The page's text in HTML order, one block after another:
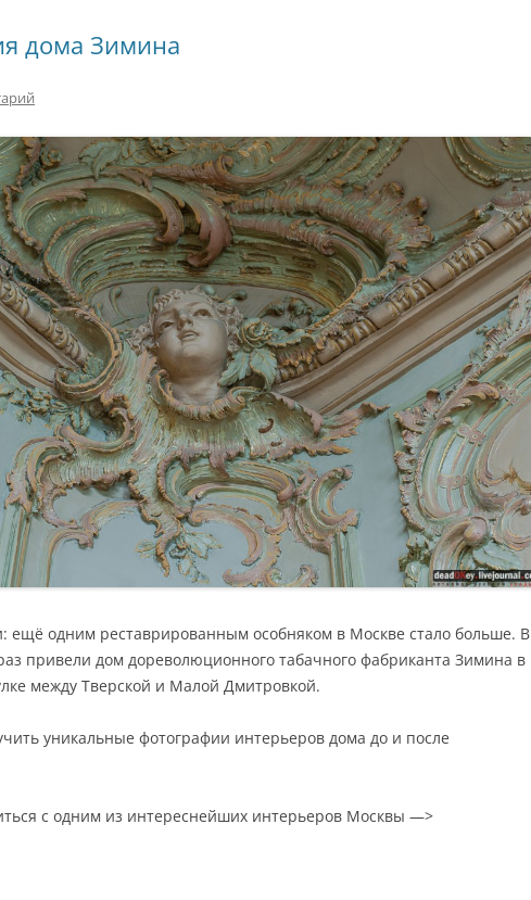
дома Зимина
ещё одним реставрированным особняком в Москве стало больше. В
привели дом дореволюционного табачного фабриканта Зимина в
между Тверской и Малой Дмитровкой.
уникальные фотографии интерьеров дома до и после
с одним из интереснейших интерьеров Москвы —>